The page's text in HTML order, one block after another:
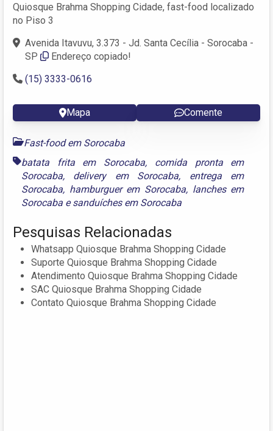
Quiosque Brahma Shopping Cidade, fast-food localizado
no Piso 3
Avenida Itavuvu, 3.373 - Jd. Santa Cecília - Sorocaba -
SP
Endereço copiado!
(15) 3333-0616
Mapa Comente
Fast-food em Sorocaba
batata frita em Sorocaba, comida pronta em
Sorocaba, delivery em Sorocaba, entrega em
Sorocaba, hamburguer em Sorocaba, lanches em
Sorocaba esanduíches em Sorocaba
Pesquisas Relacionadas
Whatsapp Quiosque Brahma Shopping Cidade
Suporte Quiosque Brahma Shopping Cidade
Atendimento Quiosque Brahma Shopping Cidade
SAC Quiosque Brahma Shopping Cidade
Contato Quiosque Brahma Shopping Cidade